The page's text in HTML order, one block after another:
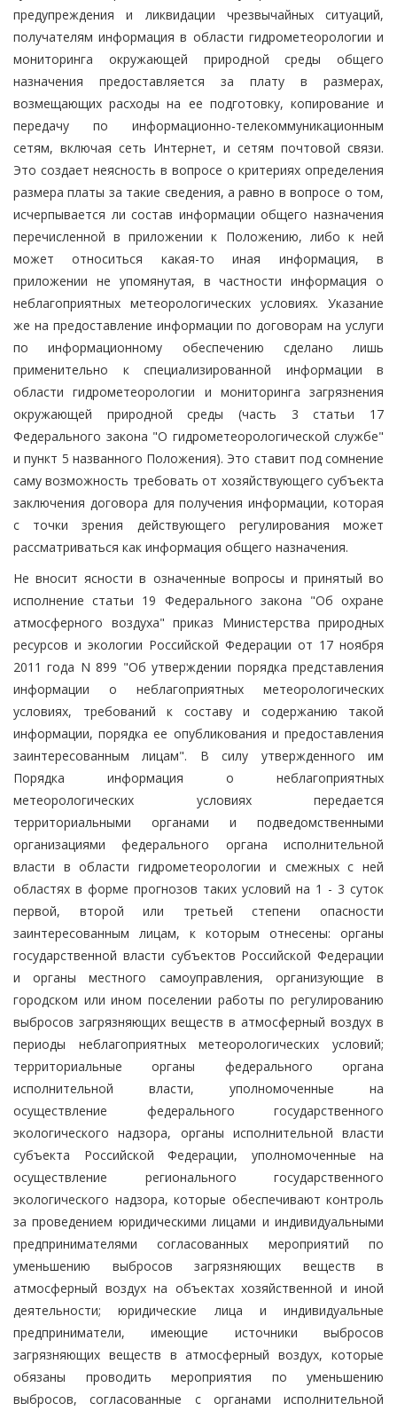
предупреждения и ликвидации чрезвычайных ситуаций,
получателям информация в области гидрометеорологии и
мониторинга окружающей природной среды общего
назначения предоставляется за плату в размерах,
возмещающих расходы на ее подготовку, копирование и
передачу по информационно-телекоммуникационным
сетям, включая сеть Интернет, и сетям почтовой связи.
Это создает неясность в вопросе о критериях определения
размера платы за такие сведения, а равно в вопросе о том,
исчерпывается ли состав информации общего назначения
перечисленной в приложении к Положению, либо к ней
может относиться какая-то иная информация, в
приложении не упомянутая, в частности информация о
неблагоприятных метеорологических условиях. Указание
же на предоставление информации по договорам на услуги
по информационному обеспечению сделано лишь
применительно к специализированной информации в
области гидрометеорологии и мониторинга загрязнения
окружающей природной среды (часть 3 статьи 17
Федерального закона "О гидрометеорологической службе"
и пункт 5 названного Положения). Это ставит под сомнение
саму возможность требовать от хозяйствующего субъекта
заключения договора для получения информации, которая
с точки зрения действующего регулирования может
рассматриваться как информация общего назначения.
Не вносит ясности в означенные вопросы и принятый во
исполнение статьи 19 Федерального закона "Об охране
атмосферного воздуха" приказ Министерства природных
ресурсов и экологии Российской Федерации от 17 ноября
2011 года N 899 "Об утверждении порядка представления
информации о неблагоприятных метеорологических
условиях, требований к составу и содержанию такой
информации, порядка ее опубликования и предоставления
заинтересованным лицам". В силу утвержденного им
Порядка информация о неблагоприятных
метеорологических условиях передается
территориальными органами и подведомственными
организациями федерального органа исполнительной
власти в области гидрометеорологии и смежных с ней
областях в форме прогнозов таких условий на 1 - 3 суток
первой, второй или третьей степени опасности
заинтересованным лицам, к которым отнесены: органы
государственной власти субъектов Российской Федерации
и органы местного самоуправления, организующие в
городском или ином поселении работы по регулированию
выбросов загрязняющих веществ в атмосферный воздух в
периоды неблагоприятных метеорологических условий;
территориальные органы федерального органа
исполнительной власти, уполномоченные на
осуществление федерального государственного
экологического надзора, органы исполнительной власти
субъекта Российской Федерации, уполномоченные на
осуществление регионального государственного
экологического надзора, которые обеспечивают контроль
за проведением юридическими лицами и индивидуальными
предпринимателями согласованных мероприятий по
уменьшению выбросов загрязняющих веществ в
атмосферный воздух на объектах хозяйственной и иной
деятельности; юридические лица и индивидуальные
предприниматели, имеющие источники выбросов
загрязняющих веществ в атмосферный воздух, которые
обязаны проводить мероприятия по уменьшению
выбросов, согласованные с органами исполнительной